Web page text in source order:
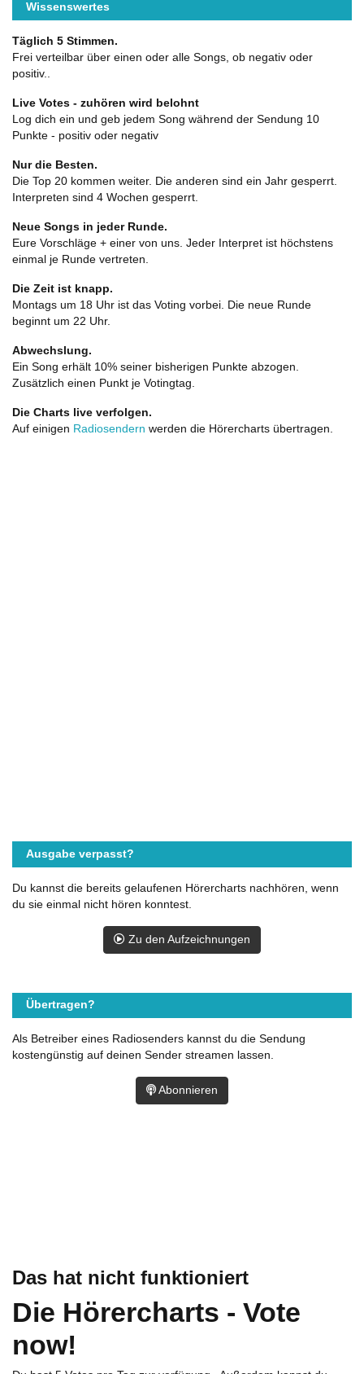
Das hat nicht funktioniert
Die Hörercharts - Vote
now!
Wissenswertes
Täglich 5 Stimmen.
Frei verteilbar über einen oder alle Songs, ob negativ oder
positiv..
Live Votes - zuhören wird belohnt
Log dich ein und geb jedem Song während der Sendung 10
Punkte - positiv oder negativ
Nur die Besten.
Die Top 20 kommen weiter. Die anderen sind ein Jahr gesperrt.
Interpreten sind 4 Wochen gesperrt.
Neue Songs in jeder Runde.
Eure Vorschläge + einer von uns. Jeder Interpret ist höchstens
einmal je Runde vertreten.
Die Zeit ist knapp.
Montags um 18 Uhr ist das Voting vorbei. Die neue Runde
beginnt um 22 Uhr.
Abwechslung.
Ein Song erhält 10% seiner bisherigen Punkte abzogen.
Zusätzlich einen Punkt je Votingtag.
Die Charts live verfolgen.
Auf einigen Radiosendern werden die Hörercharts übertragen.
Ausgabe verpasst?
Du kannst die bereits gelaufenen Hörercharts nachhören, wenn
du sie einmal nicht hören konntest.
Zu den Aufzeichnungen
Übertragen?
Als Betreiber eines Radiosenders kannst du die Sendung
kostengünstig auf deinen Sender streamen lassen.
Abonnieren